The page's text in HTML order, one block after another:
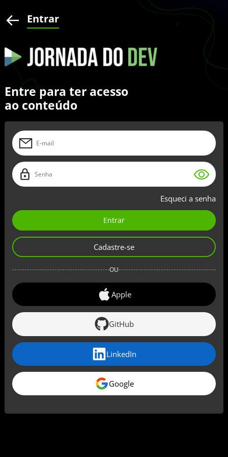
Entrar
Entre para ter acesso
ao conteúdo
Esqueci a senha
Entrar
Cadastre-se
OU
Apple
GitHub
LinkedIn
Google